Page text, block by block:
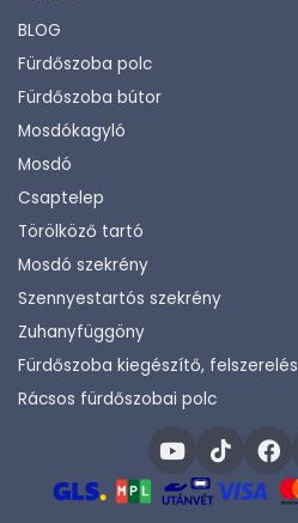
BLOG
Fürdőszoba polc
Fürdőszoba bútor
Mosdókagyló
Mosdó
Csaptelep
Törölköző tartó
Mosdó szekrény
Szennyestartós szekrény
Zuhanyfüggöny
Fürdőszoba kiegészítő, felszerelés
Rácsos fürdőszobai polc